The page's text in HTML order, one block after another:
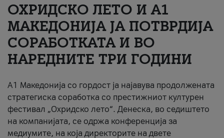
#ПодобарОнлајн
ОХРИДСКО ЛЕТО И A1
МАКЕДОНИЈА ЈА ПОТВРДИЈА
СОРАБОТКАТА И ВО
НАРЕДНИТЕ ТРИ ГОДИНИ
A1 Македонија со гордост ја најавува продолжената
стратегиска соработка со престижниот културен
фестивал „Охридско лето“. Денеска, во седиштето
на компанијата, се одржа конференција за
медиумите, на која директорите на двете